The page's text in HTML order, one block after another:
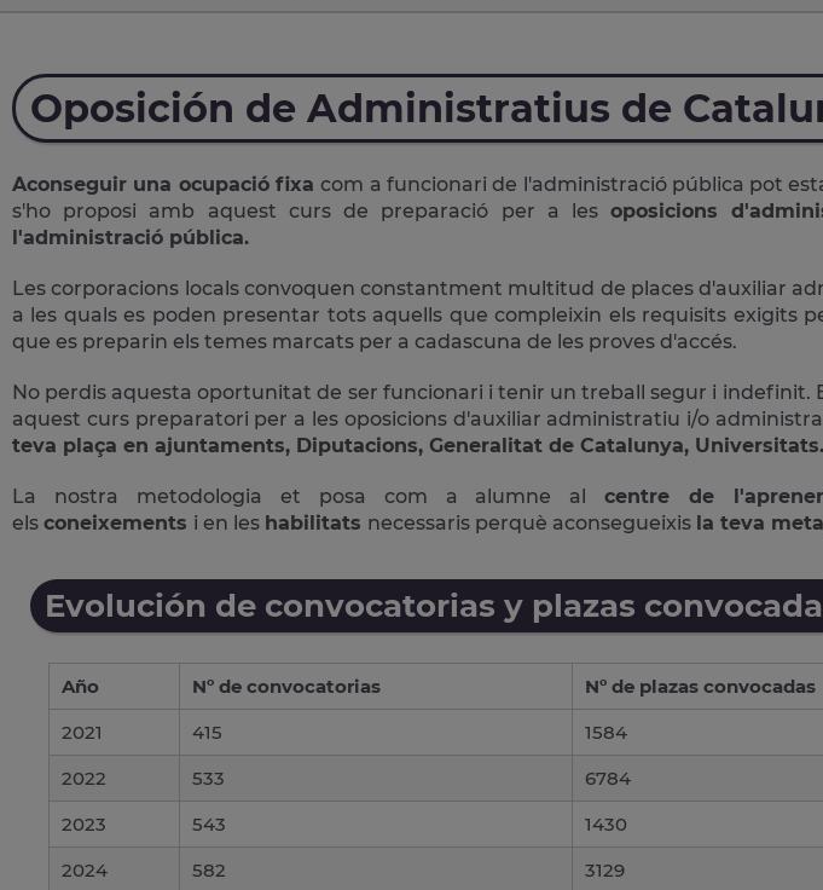
Oposición de Administratius de
Aconseguir una ocupació fixacom a funcionari de l'administració pública pot
s'ho proposi amb aquest curs de preparació per a lesoposicions
l'administració pública.
Les corporacions locals convoquen constantment multitud de places d'auxiliar
a les quals es poden presentar tots aquells que compleixin els requisits exigits
que es preparin els temes marcats per a cadascuna de les proves d'accés.
No perdis aquesta oportunitat de ser funcionari i tenir un treball segur i indefinit.
aquest curs preparatori per a les oposicions d'auxiliar administratiu i/o
teva plaça en ajuntaments, Diputacions, Generalitat de Catalunya,
La nostra metodologia et posa com a alumne alcentre de
els coneixements i en les habilitats necessaris perquè aconsegueixis la teva
Evolución de convocatorias y plazas
Año Nº de convocatorias
Nº de plazas convocadas
2021
415
1584
2022
533
6784
2023
543
1430
2024
582
3129